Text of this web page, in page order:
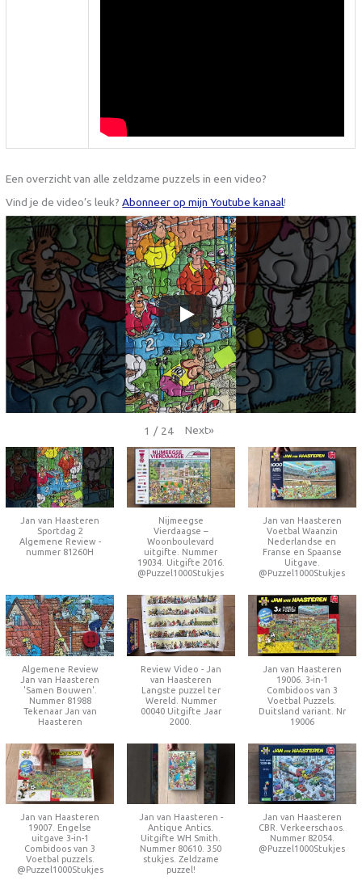
Een overzicht van alle zeldzame puzzels in een video?
Vind je de video’s leuk?Abonneer op mijn Youtube kanaal!
1 / 24 Next»
Jan van Haasteren
Sportdag 2
Algemene Review -
nummer 81260H
Nijmeegse
Vierdaagse –
Woonboulevard
uitgifte. Nummer
19034. Uitgifte 2016.
@Puzzel1000Stukjes
Jan van Haasteren
Voetbal Waanzin
Nederlandse en
Franse en Spaanse
Uitgave.
@Puzzel1000Stukjes
Algemene Review
Jan van Haasteren
'Samen Bouwen'.
Nummer 81988
Tekenaar Jan van
Haasteren
Review Video - Jan
van Haasteren
Langste puzzel ter
Wereld. Nummer
00040 Uitgifte Jaar
2000.
Jan van Haasteren
19006. 3-in-1
Combidoos van 3
Voetbal Puzzels.
Duitsland variant. Nr
19006
Jan van Haasteren
19007. Engelse
uitgave 3-in-1
Combidoos van 3
Voetbal puzzels.
@Puzzel1000Stukjes
Jan van Haasteren -
Antique Antics.
Uitgifte WH Smith.
Nummer 80610. 350
stukjes. Zeldzame
puzzel!
Jan van Haasteren
CBR. Verkeerschaos.
Nummer 82054.
@Puzzel1000Stukjes